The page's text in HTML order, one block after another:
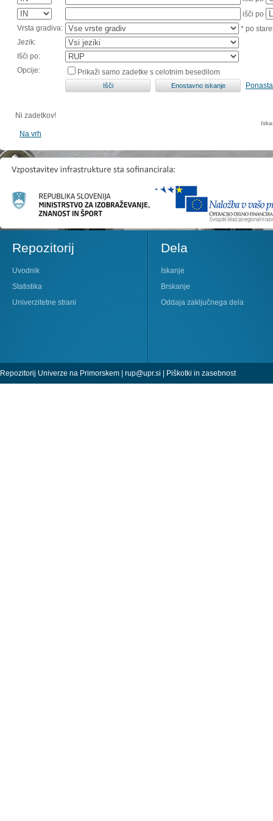
išči po
Vrsta gradiva:
* po
Jezik:
Išči po:
Opcije:
Prikaži samo zadetke s celotnim besedilom
Ni zadetkov!
Na vrh
Repozitorij
Uvodnik
Statistika
Univerzitetne strani
Dela
Iskanje
Brskanje
Oddaja zaključnega dela
Repozitorij Univerze na Primorskem | rup@upr.si | Piškotki in zasebnost